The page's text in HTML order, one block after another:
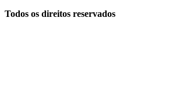
Todos os direitos reservados